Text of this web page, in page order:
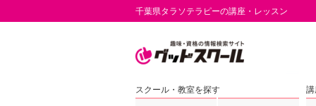
千葉県タラソテラピーの講座・レッスン
スクール・教室を探す